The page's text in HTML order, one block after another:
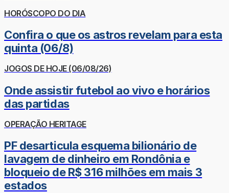
HORÓSCOPO DO DIA
Confira o que os astros revelam para esta
quinta (06/8)
JOGOS DE HOJE (06/08/26)
Onde assistir futebol ao vivo e horários
das partidas
OPERAÇÃO HERITAGE
PF desarticula esquema bilionário de
lavagem de dinheiro em Rondônia e
bloqueio de R$ 316 milhões em mais 3
estados